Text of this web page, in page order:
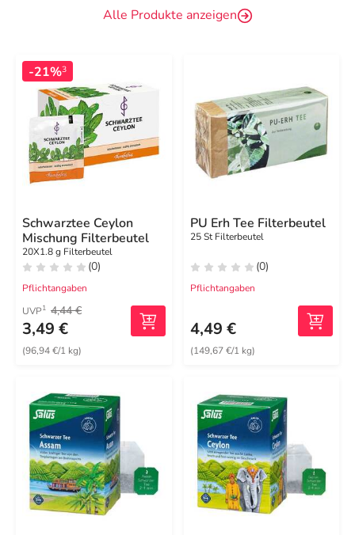
Alle Produkte anzeigen
-21%3
Schwarztee Ceylon
Mischung Filterbeutel
20X1.8 g Filterbeutel
(0)
Pflichtangaben
UVP1 4,44 €
3,49 €
(96,94 €/1 kg)
PU Erh Tee Filterbeutel
25 St Filterbeutel
(0)
Pflichtangaben
4,49 €
(149,67 €/1 kg)